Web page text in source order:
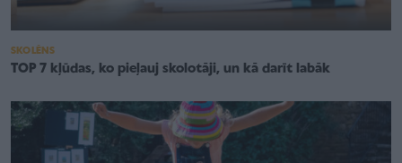
SKOLĒNS
TOP 7 kļūdas, ko pieļauj skolotāji, un kā darīt labāk